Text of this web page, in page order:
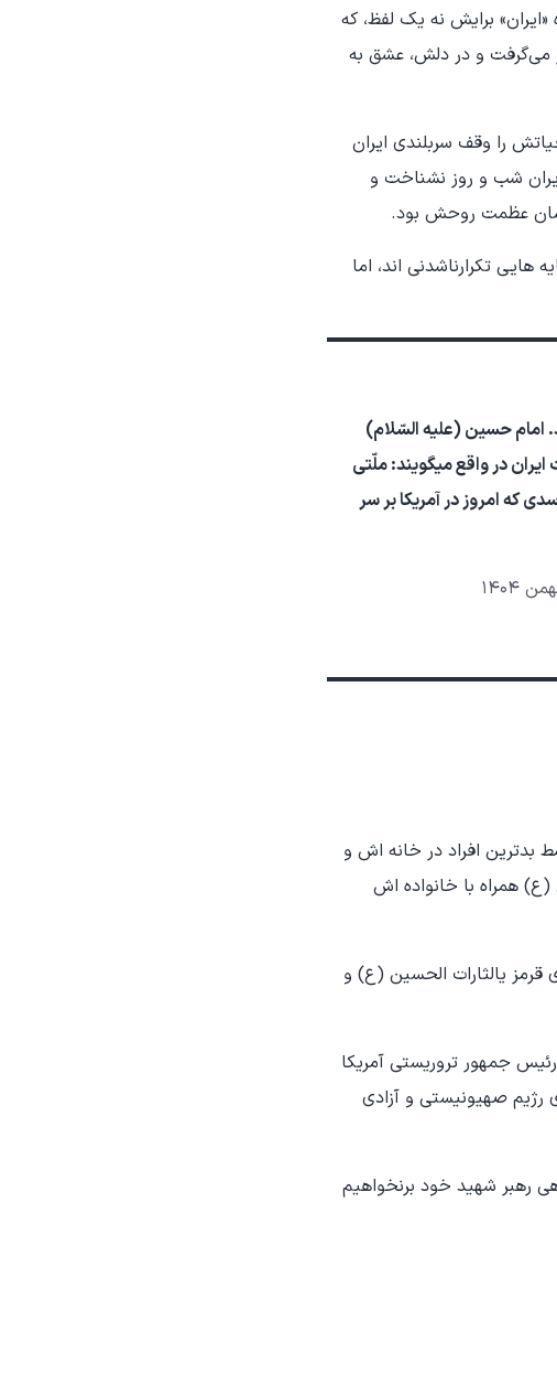
برایش نه یک لفظ، که
می‌گرفت و در دلش، عشق به
را وقف سربلندی ایران
ایران شب و روز نشناخت و
عظمت روحش بود.
تکرارناشدنی اند، اما
امام حسین (علیه السّلام)
در واقع میگویند: ملّتی
که امروز در آمریکا بر سر
بدترین افراد در خانه اش و
همراه با خانواده اش
یالثارات الحسین (ع) و
جمهور تروریستی آمریکا
صهیونیستی و آزادی
رهبر شهید خود برنخواهیم